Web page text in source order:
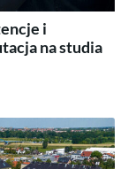
i
na studia